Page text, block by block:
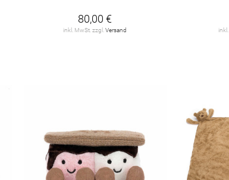
80,00 €
inkl. MwSt. zzgl.Versand